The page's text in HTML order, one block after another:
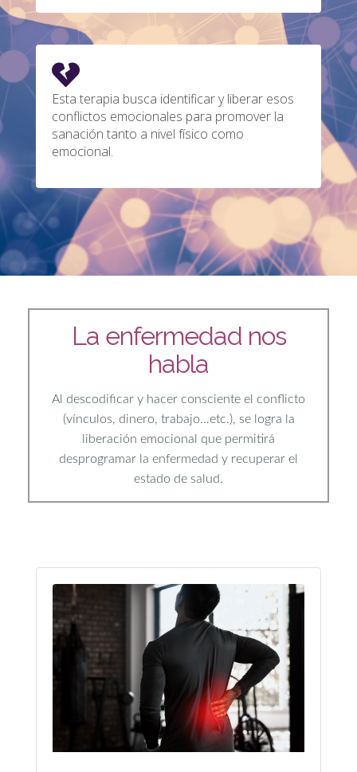
Esta terapia busca identificar y liberar esos
conflictos emocionales para promover la
sanación tanto a nivel físico como
emocional.
La enfermedad nos
habla
Al descodificar y hacer consciente el conflicto
(vínculos, dinero, trabajo…etc.), se logra la
liberación emocional que permitirá
desprogramar la enfermedad y recuperar el
estado de salud.